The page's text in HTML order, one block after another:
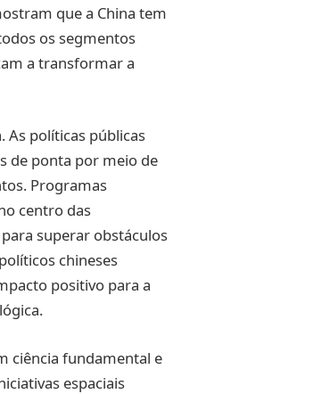
que a China tem
os segmentos
a transformar a
As políticas públicas
de ponta por meio de
Programas
centro das
superar obstáculos
chineses
positivo para a
ciência fundamental e
espaciais